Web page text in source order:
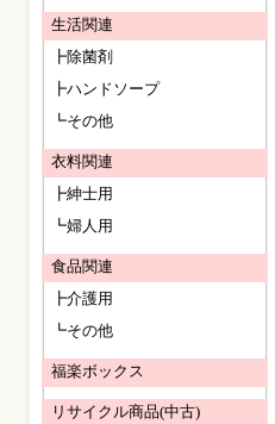
生活関連
┣除菌剤
┣ハンドソープ
┗その他
衣料関連
┣紳士用
┗婦人用
食品関連
┣介護用
┗その他
福楽ボックス
リサイクル商品(中古)